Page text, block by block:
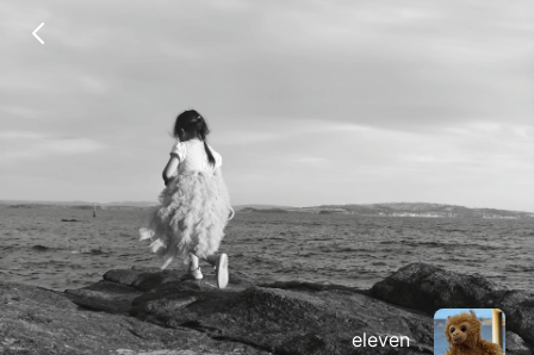
eleven